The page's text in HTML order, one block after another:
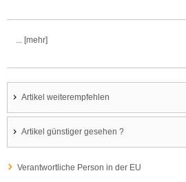
... [mehr]
Artikel weiterempfehlen
Artikel günstiger gesehen ?
Verantwortliche Person in der EU